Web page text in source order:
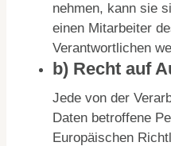
nehmen, kann sie
einen Mitarbeiter
Verantwortlichen
b) Recht auf
Jede von der
Daten betroffene
Europäischen